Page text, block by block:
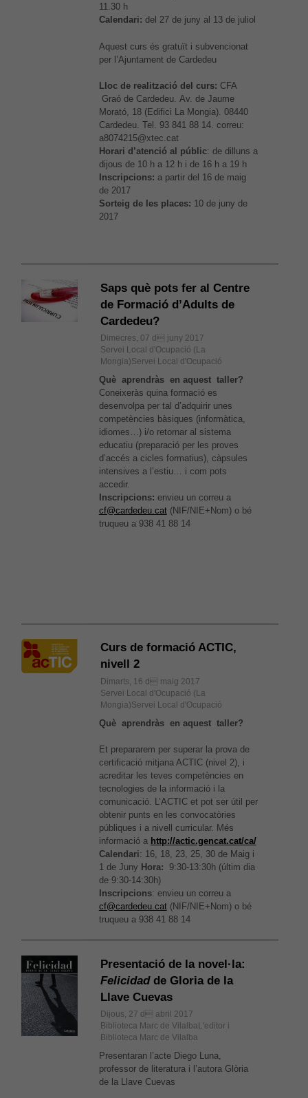
11.30 h
Calendari: del 27 de juny al 13 de juliol
Aquest curs és gratuït i subvencionat
per l’Ajuntament de Cardedeu
Lloc de realització del curs: CFA
Graó de Cardedeu. Av. de Jaume
Morató, 18 (Edifici La Mongia). 08440
Cardedeu. Tel. 93 841 88 14. correu:
a8074215@xtec.cat
Horari d’atenció al públic: de dilluns a
dijous de 10 h a 12 h i de 16 h a 19 h
Inscripcions: a partir del 16 de maig
de 2017
Sorteig de les places: 10 de juny de
2017
Saps què pots fer al Centre
de Formació d’Adults de
Cardedeu?
Dimecres, 07 d juny 2017
Servei Local d'Ocupació (La
Mongia)Servei Local d'Ocupació
Què aprendràs en aquest taller?
Coneixeràs quina formació es
desenvolpa per tal d’adquirir unes
competències bàsiques (informàtica,
idiomes…) i/o retornar al sistema
educatiu (preparació per les proves
d’accés a cicles formatius), càpsules
intensives a l’estiu… i com pots
accedir.
Inscripcions: envieu un correu a
cf@cardedeu.cat(NIF/NIE+Nom) o bé
truqueu a 938 41 88 14
Curs de formació ACTIC,
nivell 2
Dimarts, 16 d maig 2017
Servei Local d'Ocupació (La
Mongia)Servei Local d'Ocupació
Què aprendràs en aquest taller?
Et prepararem per superar la prova de
certificació mitjana ACTIC (nivel 2), i
acreditar les teves competències en
tecnologies de la informació i la
comunicació. L’ACTIC et pot ser útil per
obtenir punts en les convocatòries
públiques i a nivell curricular. Més
informació a http://actic.gencat.cat/ca/
Calendari: 16, 18, 23, 25, 30 de Maig i
1 de Juny Hora: 9:30-13:30h (últim dia
de 9:30-14:30h)
Inscripcions: envieu un correu a
cf@cardedeu.cat(NIF/NIE+Nom) o bé
truqueu a 938 41 88 14
Presentació de la novel·la:
Felicidadde Gloria de la
Llave Cuevas
Dijous, 27 d abril 2017
Biblioteca Marc de VilalbaL'editor i
Biblioteca Marc de Vilalba
Presentaran l’acte Diego Luna,
professor de literatura i l’autora Glòria
de la Llave Cuevas